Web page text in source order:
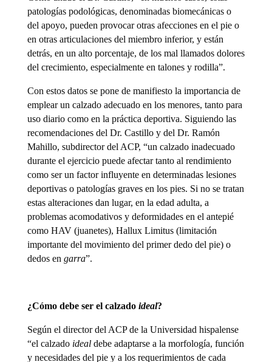
patologías podológicas, denominadas biomecánicas o
del apoyo, pueden provocar otras afecciones en el pie o
en otras articulaciones del miembro inferior, y están
detrás, en un alto porcentaje, de los mal llamados dolores
del crecimiento, especialmente en talones y rodilla”.
Con estos datos se pone de manifiesto la importancia de
emplear un calzado adecuado en los menores, tanto para
uso diario como en la práctica deportiva. Siguiendo las
recomendaciones del Dr. Castillo y del Dr. Ramón
Mahillo, subdirector del ACP, “un calzado inadecuado
durante el ejercicio puede afectar tanto al rendimiento
como ser un factor influyente en determinadas lesiones
deportivas o patologías graves en los pies. Si no se tratan
estas alteraciones dan lugar, en la edad adulta, a
problemas acomodativos y deformidades en el antepié
como HAV (juanetes), Hallux Limitus (limitación
importante del movimiento del primer dedo del pie) o
dedos en garra”.
¿Cómo debe ser el calzadoideal?
Según el director del ACP de la Universidad hispalense
“el calzado idealdebe adaptarse a la morfología, función
y necesidades del pie y a los requerimientos de cada